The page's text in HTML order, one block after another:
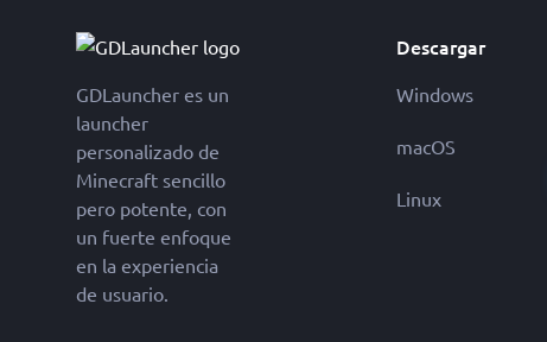
GDLauncher es un
launcher
personalizado de
Minecraft sencillo
pero potente, con
un fuerte enfoque
en la experiencia
de usuario.
Descargar
Windows
macOS
Linux